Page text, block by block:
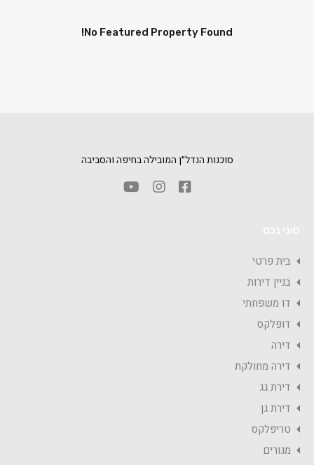
No Featured Property Found!
סוכנות הנדל״ן המובילה בחיפה והסביבה
בית פרטי
בניין דירות
דו משפחתי
דופלקס
דירה
דירה מחולקת
דירת גג
דירת גן
טריפלקס
מגורים